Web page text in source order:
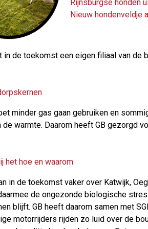
Rijnsburgse honden
Nieuw hondenveldje
in de toekomst een eigen filiaal van de
minder gas gaan gebruiken en
de warmte. Daarom heeft GB gezorgd
het hoe en waarom
in de toekomst vaker over Katwijk,
de ongezonde biologische
blijft. GB heeft daarom samen met
motorrijders rijden zo luid over de